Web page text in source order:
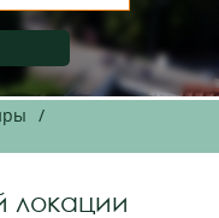
/
локации